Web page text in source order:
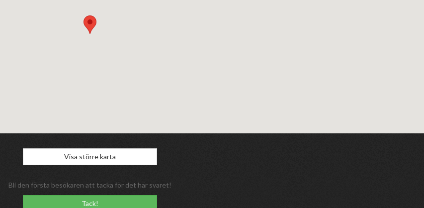
Visa större karta
Bli den första besökaren att tacka för det här svaret!
Tack!